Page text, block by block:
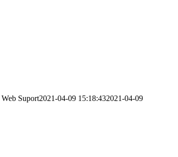
Web Suport2021-04-09 15:18:432021-04-09